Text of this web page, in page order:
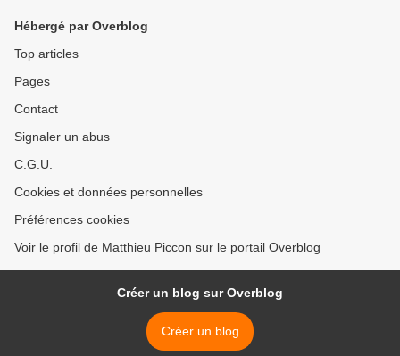
Hébergé par Overblog
Top articles
Pages
Contact
Signaler un abus
C.G.U.
Cookies et données personnelles
Préférences cookies
Voir le profil de Matthieu Piccon sur le portail Overblog
Créer un blog sur Overblog
Créer un blog